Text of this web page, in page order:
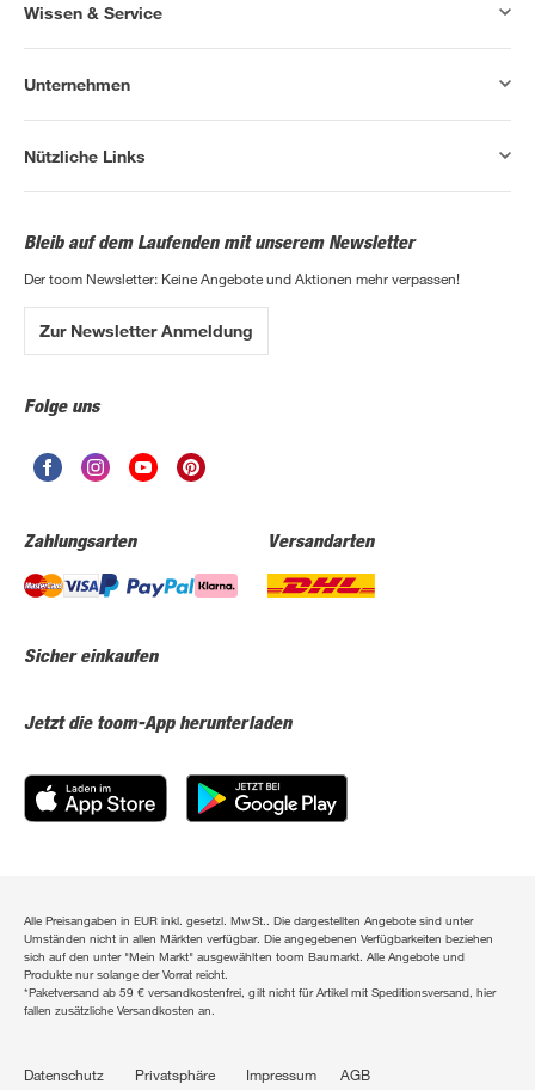
Wissen & Service
Unternehmen
Nützliche Links
Bleib auf dem Laufenden mit unserem Newsletter
Der toom Newsletter: Keine Angebote und Aktionen mehr verpassen!
Zur Newsletter Anmeldung
Folge uns
Zahlungsarten Versandarten
Sicher einkaufen
Jetzt die toom-App herunterladen
Alle Preisangaben in EUR inkl. gesetzl. MwSt.. Die dargestellten Angebote sind unter
Umständen nicht in allen Märkten verfügbar. Die angegebenen Verfügbarkeiten beziehen
sich auf den unter "Mein Markt" ausgewählten toom Baumarkt. Alle Angebote und
Produkte nur solange der Vorrat reicht.
*Paketversand ab 59 € versandkostenfrei, gilt nicht für Artikel mit Speditionsversand, hier
fallen zusätzliche Versandkosten an.
Datenschutz Privatsphäre Impressum AGB